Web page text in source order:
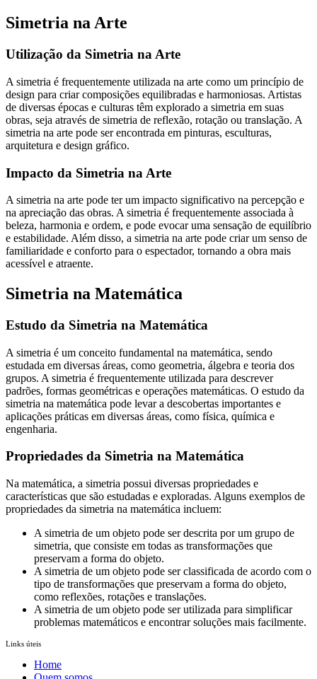
Simetria na Arte
Utilização da Simetria na Arte
A simetria é frequentemente utilizada na arte como um princípio de
design para criar composições equilibradas e harmoniosas. Artistas
de diversas épocas e culturas têm explorado a simetria em suas
obras, seja através de simetria de reflexão, rotação ou translação. A
simetria na arte pode ser encontrada em pinturas, esculturas,
arquitetura e design gráfico.
Impacto da Simetria na Arte
A simetria na arte pode ter um impacto significativo na percepção e
na apreciação das obras. A simetria é frequentemente associada à
beleza, harmonia e ordem, e pode evocar uma sensação de equilíbrio
e estabilidade. Além disso, a simetria na arte pode criar um senso de
familiaridade e conforto para o espectador, tornando a obra mais
acessível e atraente.
Simetria na Matemática
Estudo da Simetria na Matemática
A simetria é um conceito fundamental na matemática, sendo
estudada em diversas áreas, como geometria, álgebra e teoria dos
grupos. A simetria é frequentemente utilizada para descrever
padrões, formas geométricas e operações matemáticas. O estudo da
simetria na matemática pode levar a descobertas importantes e
aplicações práticas em diversas áreas, como física, química e
engenharia.
Propriedades da Simetria na Matemática
Na matemática, a simetria possui diversas propriedades e
características que são estudadas e exploradas. Alguns exemplos de
propriedades da simetria na matemática incluem:
A simetria de um objeto pode ser descrita por um grupo de
simetria, que consiste em todas as transformações que
preservam a forma do objeto.
A simetria de um objeto pode ser classificada de acordo com o
tipo de transformações que preservam a forma do objeto,
como reflexões, rotações e translações.
A simetria de um objeto pode ser utilizada para simplificar
problemas matemáticos e encontrar soluções mais facilmente.
Links úteis
Home